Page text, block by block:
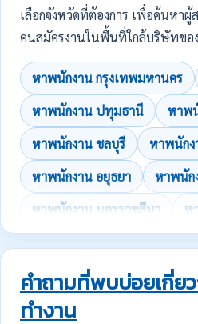
เลือกจังหวัดที่ต้องการ เพื่อค้นหาผู้
คนสมัครงานในพื้นที่ใกล้บริษัทขอ
หาพนักงาน กรุงเทพมหานคร
หาพนักงาน ปทุมธานี
หาพ
หาพนักงาน ชลบุรี
หาพนักง
หาพนักงาน อยุธยา
หาพนัก
หาพนักงาน นครราชสีมา
ห
คำถามที่พบบ่อยเกี่ย
ทำงาน